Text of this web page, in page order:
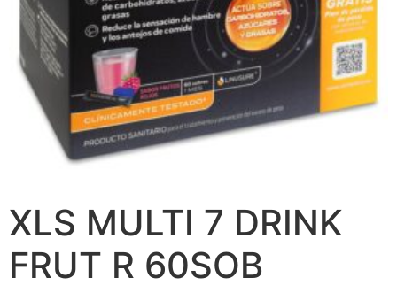
XLS MULTI 7 DRINK
FRUT R 60SOB